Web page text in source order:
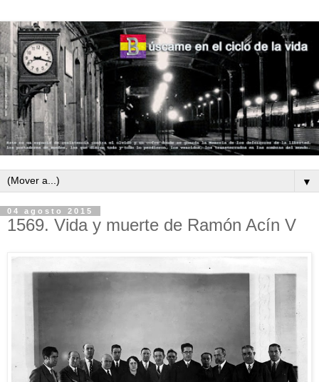
▼
04 agosto 2015
1569. Vida y muerte de Ramón Acín V